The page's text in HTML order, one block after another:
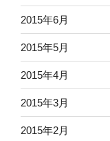
2015年6月
2015年5月
2015年4月
2015年3月
2015年2月